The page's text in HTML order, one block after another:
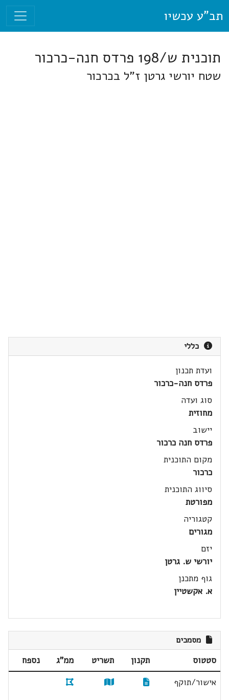
תב"ע עכשיו
תוכנית ש/198 פרדס חנה-כרכור
שטח יורשי גרטן ז"ל בכרכור
כללי
ועדת תכנון
פרדס חנה-כרכור
סוג ועדה
מחוזית
יישוב
פרדס חנה כרכור
מקום התוכנית
כרכור
סיווג התוכנית
מפורטת
קטגוריה
מגורים
יזם
יורשי ש. גרטן
גוף מתכנן
א. אקשטיין
מסמכים
סטטוס תקנון תשריט ממ"ג
נספח
אישור/תוקף